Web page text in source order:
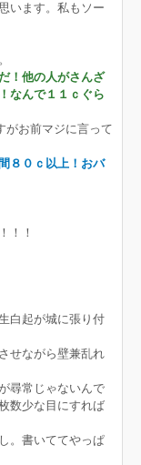
います。私もソー
！他の人がさんざ
なんで１１ｃぐら
がお前マジに言って
８０ｃ以上！おバ
！！
白起が城に張り付
せながら壁兼乱れ
尋常じゃないんで
数少な目にすれば
。書いててやっぱ